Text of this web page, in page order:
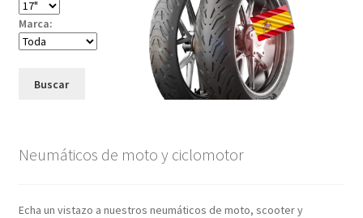
Marca:
Buscar
Neumáticos de moto y ciclomotor
Echa un vistazo a nuestros neumáticos de moto, scooter y